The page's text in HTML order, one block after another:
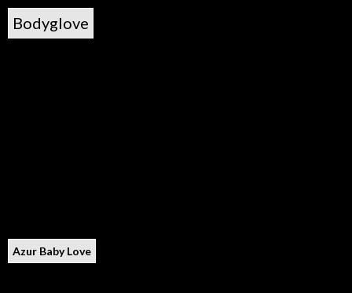
Bodyglove
Azur Baby Love